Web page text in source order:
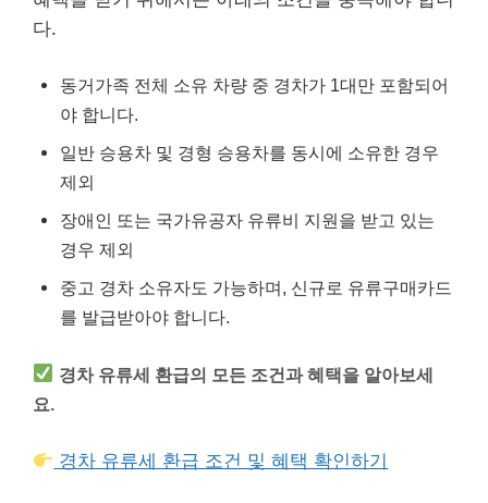
다.
동거가족 전체 소유 차량 중 경차가 1대만 포함되어
야 합니다.
일반 승용차 및 경형 승용차를 동시에 소유한 경우
제외
장애인 또는 국가유공자 유류비 지원을 받고 있는
경우 제외
중고 경차 소유자도 가능하며, 신규로 유류구매카드
를 발급받아야 합니다.
경차 유류세 환급의 모든 조건과 혜택을 알아보세
요.
경차 유류세 환급 조건 및 혜택 확인하기